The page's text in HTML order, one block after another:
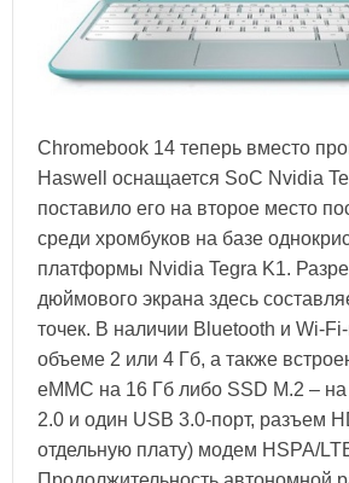
Chromebook 14 теперь вместо
Haswell оснащается SoC Nvidia
поставило его на второе место
среди хромбуков на базе
платформы Nvidia Tegra K1.
дюймового экрана здесь
точек. В наличии Bluetooth и Wi-
объеме 2 или 4 Гб, а также
eMMC на 16 Гб либо SSD M.2 –
2.0 и один USB 3.0-порт, разъем
отдельную плату) модем HSPA/